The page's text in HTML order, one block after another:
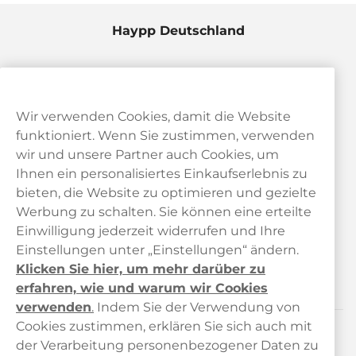
Haypp Deutschland
Kontaktiere uns!
Kundendienst
Links
Über uns
Wir verwenden Cookies, damit die Website
funktioniert. Wenn Sie zustimmen, verwenden
wir und unsere Partner auch Cookies, um
Ihnen ein personalisiertes Einkaufserlebnis zu
bieten, die Website zu optimieren und gezielte
Werbung zu schalten. Sie können eine erteilte
Einwilligung jederzeit widerrufen und Ihre
Einstellungen unter „Einstellungen“ ändern.
Klicken Sie hier, um mehr darüber zu
erfahren, wie und warum wir Cookies
verwenden. Indem Sie der Verwendung von
Cookies zustimmen, erklären Sie sich auch mit
der Verarbeitung personenbezogener Daten zu